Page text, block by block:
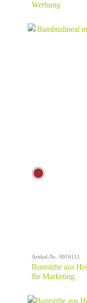
Werbung
Artikel-Nr.: 0016111
Buntstifte aus
Ihr Marketing